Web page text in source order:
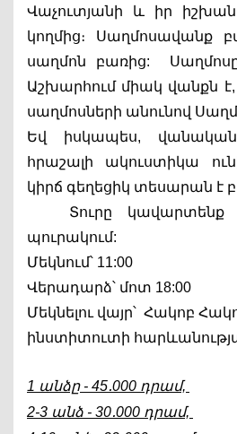
Վաչուտյանի և իր
կողմից։ Սաղմոսավանք
սաղմոն բառից:
Աշխարհում միակ վանքն
սաղմոսների անունով
Եվ իսկապես,
հրաշալի ակուստիկա
կիրճ գեղեցիկ տեսարան է
Տուրը կավարտենք
պուրակում:
Մեկնում՝ 11:00
Վերադարձ՝ մոտ 18:00
Մեկնելու վայր՝  Հակոբ
ինստիտուտի
1 անձը - 45․000 դրամ,
2-3 անձ - 30․000 դրամ,